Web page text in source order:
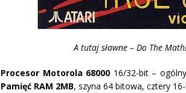
A tutaj sławne – Do The
Procesor Motorola 68000 16/32-bit –
Pamięć RAM 2MB, szyna 64 bitowa, cztery